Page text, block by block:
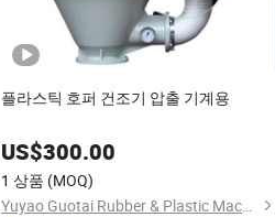
플라스틱 호퍼 건조기 압출 기계용
US$300.00
1 상품 (MOQ)
Yuyao Guotai Rubber & Plastic Machinery Co., Ltd.